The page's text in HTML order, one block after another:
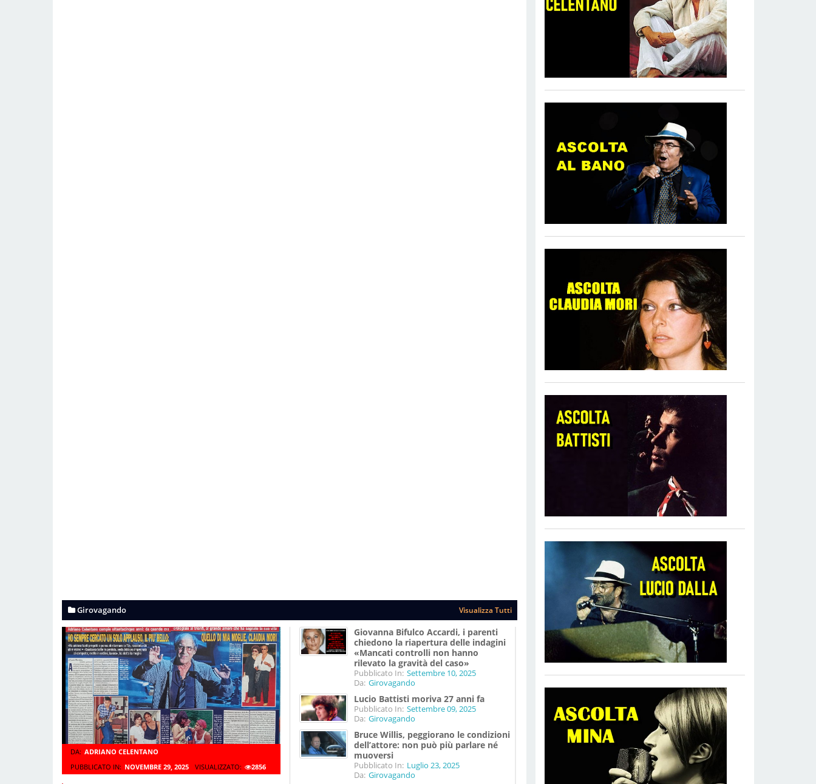
Girovagando Visualizza Tutti
DA: ADRIANO CELENTANO
PUBBLICATO IN: NOVEMBRE 29, 2025 VISUALIZZATO: 2856
Giovanna Bifulco Accardi, i parenti
chiedono la riapertura delle indagini
«Mancati controlli non hanno
rilevato la gravità del caso»
Pubblicato In: Settembre 10, 2025
Da: Girovagando
Lucio Battisti moriva 27 anni fa
Pubblicato In: Settembre 09, 2025
Da: Girovagando
Bruce Willis, peggiorano le condizioni
dell’attore: non può più parlare né
muoversi
Pubblicato In: Luglio 23, 2025
Da: Girovagando